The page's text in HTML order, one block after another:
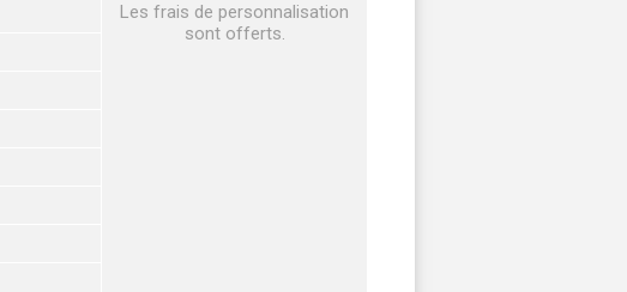
Les frais de personnalisation
sont offerts.